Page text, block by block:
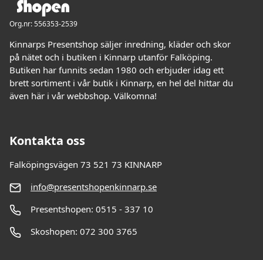
Org.nr: 556353-2539
Kinnarps Presentshop säljer inredning, kläder och skor
på nätet och i butiken i Kinnarp utanför Falköping.
Butiken har funnits sedan 1980 och erbjuder idag ett
brett sortiment i vår butik i Kinnarp, en hel del hittar du
även här i vår webbshop. Välkomna!
Kontakta oss
Falköpingsvägen 73 521 73 KINNARP
info@presentshopenkinnarp.se
Presentshopen: 0515 - 337 10
Skoshopen: 072 300 3765